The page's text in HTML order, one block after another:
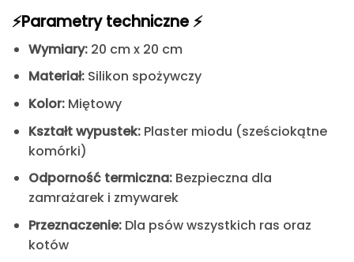
⚡️Parametry techniczne ⚡️
Wymiary: 20 cm x 20 cm
Materiał:Silikon spożywczy
Kolor:Miętowy
Kształt wypustek:Plaster miodu (sześciokątne
komórki)
Odporność termiczna:Bezpieczna dla
zamrażarek i zmywarek
Przeznaczenie: Dla psów wszystkich ras oraz
kotów